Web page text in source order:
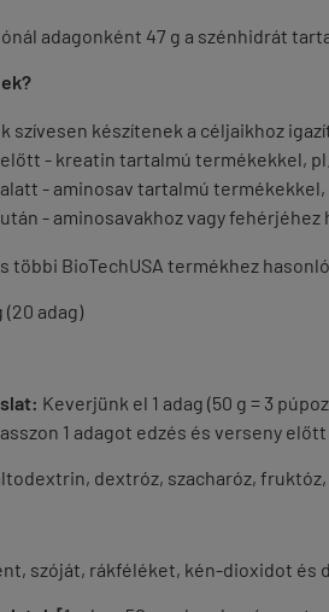
adagonként 47 g a szénhidrát
szívesen készítenek a céljaikhoz
- kreatin tartalmú termékekkel,
- aminosav tartalmú termékekkel,
- aminosavakhoz vagy
többi BioTechUSA termékhez
(20 adag)
Keverjünk el 1 adag (50 g = 3
1 adagot edzés és verseny előtt
dextróz, szacharóz,
szóját, rákféléket, kén-dioxidot és